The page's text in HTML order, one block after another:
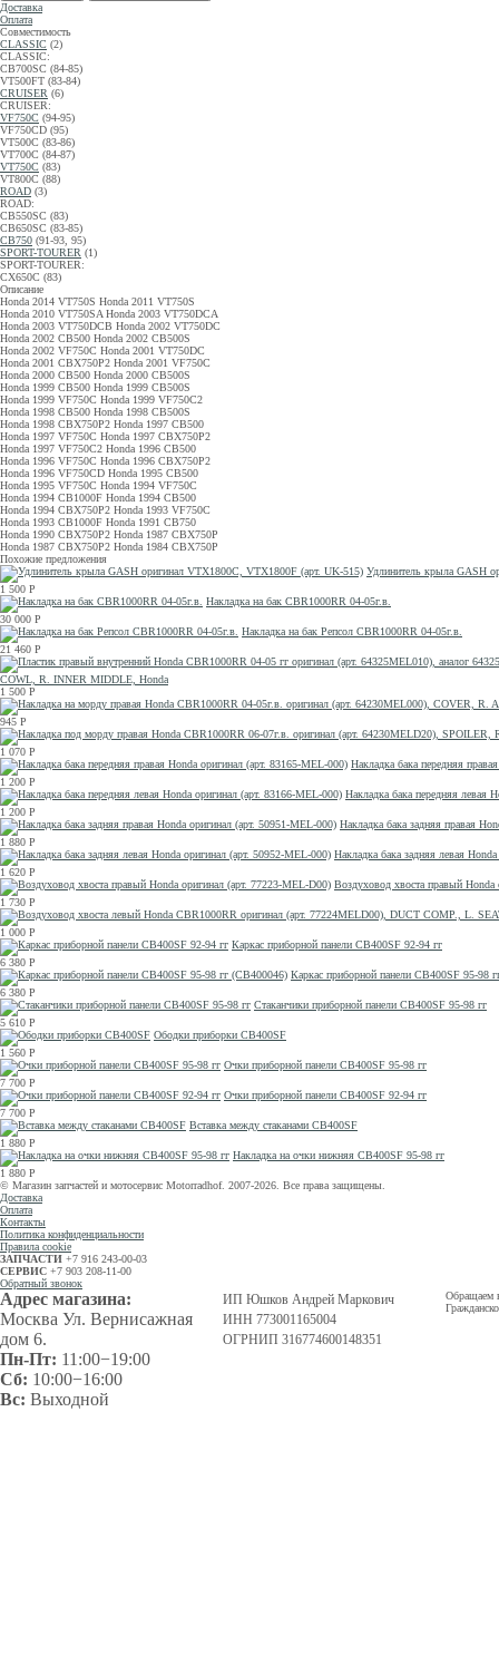
Доставка
Оплата
Совместимость
CLASSIC (2)
CLASSIC:
CB700SC (84-85)
VT500FT (83-84)
CRUISER (6)
CRUISER:
VF750C (94-95)
VF750CD (95)
VT500C (83-86)
VT700C (84-87)
VT750C (83)
VT800C (88)
ROAD (3)
ROAD:
CB550SC (83)
CB650SC (83-85)
CB750 (91-93, 95)
SPORT-TOURER (1)
SPORT-TOURER:
CX650C (83)
Описание
Honda 2014 VT750S Honda 2011 VT750S
Honda 2010 VT750SA Honda 2003 VT750DCA
Honda 2003 VT750DCB Honda 2002 VT750DC
Honda 2002 CB500 Honda 2002 CB500S
Honda 2002 VF750C Honda 2001 VT750DC
Honda 2001 CBX750P2 Honda 2001 VF750C
Honda 2000 CB500 Honda 2000 CB500S
Honda 1999 CB500 Honda 1999 CB500S
Honda 1999 VF750C Honda 1999 VF750C2
Honda 1998 CB500 Honda 1998 CB500S
Honda 1998 CBX750P2 Honda 1997 CB500
Honda 1997 VF750C Honda 1997 CBX750P2
Honda 1997 VF750C2 Honda 1996 CB500
Honda 1996 VF750C Honda 1996 CBX750P2
Honda 1996 VF750CD Honda 1995 CB500
Honda 1995 VF750C Honda 1994 VF750C
Honda 1994 CB1000F Honda 1994 CB500
Honda 1994 CBX750P2 Honda 1993 VF750C
Honda 1993 CB1000F Honda 1991 CB750
Honda 1990 CBX750P2 Honda 1987 CBX750P
Honda 1987 CBX750P2 Honda 1984 CBX750P
Похожие предложения
Удлинитель крыла GASH
1 500 Р
Накладка на бак CBR1000RR 04-05г.в.
30 000 Р
Накладка на бак Репсол CBR1000RR 04-05г.в.
21 460 Р
COWL, R. INNER MIDDLE, Honda
1 500 Р
945 Р
1 070 Р
Накладка бака передняя
1 200 Р
Накладка бака передняя левая
1 200 Р
Накладка бака задняя правая
1 880 Р
Накладка бака задняя левая
1 620 Р
Воздуховод хвоста правый
1 730 Р
1 000 Р
Каркас приборной панели CB400SF 92-94 гг
6 380 Р
Каркас приборной панели CB400SF 95-98
6 380 Р
Стаканчики приборной панели CB400SF 95-98 гг
5 610 Р
Ободки приборки CB400SF
1 560 Р
Очки приборной панели CB400SF 95-98 гг
7 700 Р
Очки приборной панели CB400SF 92-94 гг
7 700 Р
Вставка между стаканами CB400SF
1 880 Р
Накладка на очки нижняя CB400SF 95-98 гг
1 880 Р
© Магазин запчастей и мотосервис Motorradhof. 2007-2026. Все права защищены.
Доставка
Оплата
Контакты
Политика конфиденциальности
Правила cookie
ЗАПЧАСТИ +7 916 243-00-03
СЕРВИС +7 903 208-11-00
Обратный звонок
Адрес магазина:
Москва Ул. Вернисажная
дом 6.
Пн-Пт: 11:00−19:00
Сб: 10:00−16:00
Вс: Выходной
ИП Юшков Андрей Маркович
ИНН 773001165004
ОГРНИП 316774600148351
Обращаем